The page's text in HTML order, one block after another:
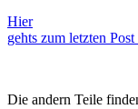
Hier
gehts zum letzten
Die andern Teile